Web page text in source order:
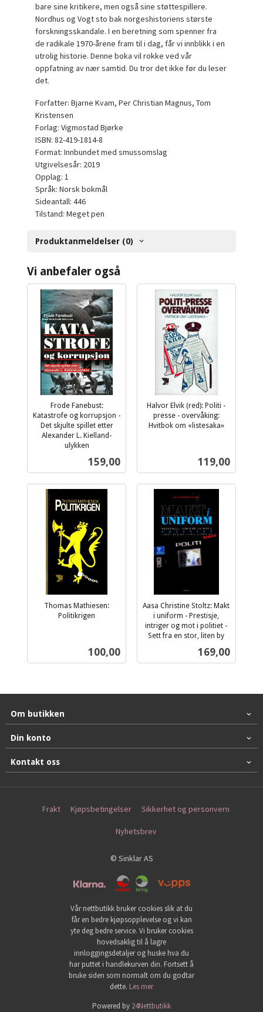
bare sine kritikere, men også sine støttespillere.
Nordhus og Vogt sto bak norgeshistoriens største
forskningsskandale. I en beretning som spenner fra
de radikale 1970-årene fram til i dag, får vi innblikk i en
utrolig historie. Denne boka vil rokke ved vår
oppfatning av nær samtid. Du tror det ikke før du leser
det.
Forfatter: Bjarne Kvam, Per Christian Magnus, Tom
Kristensen
Forlag: Vigmostad Bjørke
ISBN: 82-419-1814-8
Format: Innbundet med smussomslag
Utgivelsesår: 2019
Opplag: 1
Språk: Norsk bokmål
Sideantall: 446
Tilstand: Meget pen
Produktanmeldelser (0)
Vi anbefaler også
Frode Fanebust:
Katastrofe og korrupsjon -
Det skjulte spillet etter
Alexander L. Kielland-
ulykken
Pris
159,00
Halvor Elvik (red): Politi -
presse - overvåking:
Hvitbok om «listesaka»
Pris
119,00
Thomas Mathiesen:
Politikrigen
Pris
100,00
Aasa Christine Stoltz: Makt
i uniform - Prestisje,
intriger og mot i politiet -
Sett fra en stor, liten by
Pris
169,00
Om butikken
Din konto
Kontakt oss
Frakt Kjøpsbetingelser Sikkerhet og personvern
Nyhetsbrev
© Sinklar AS
Vår nettbutikk bruker cookies slik at du
får en bedre kjøpsopplevelse og vi kan
yte deg bedre service. Vi bruker cookies
hovedsaklig til å lagre
innloggingsdetaljer og huske hva du
har puttet i handlekurven din. Fortsett å
bruke siden som normalt om du godtar
dette. Les mer
Powered by 24Nettbutikk